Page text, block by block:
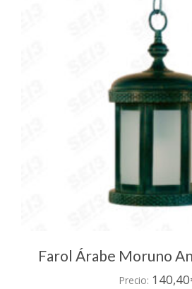
Farol Árabe Moruno
Precio: 140,40